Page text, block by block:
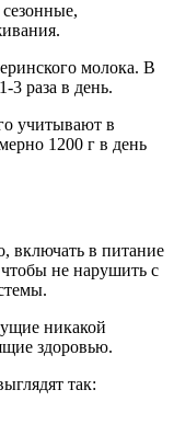
молока. В
3 раза в день.
учитывают в
1200 г в день
включать в питание
не нарушить с
никакой
здоровью.
так: